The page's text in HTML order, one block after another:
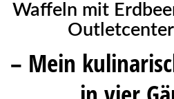
Waffeln mit
– Mein